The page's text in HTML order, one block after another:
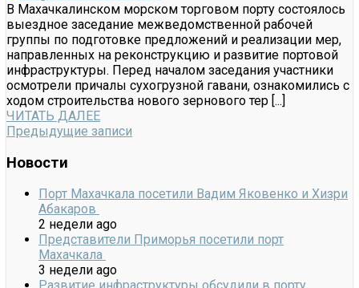
В Махачкалинском морском торговом порту состоялось
выездное заседание межведомственной рабочей
группы по подготовке предложений и реализации мер,
направленных на реконструкцию и развитие портовой
инфраструктуры. Перед началом заседания участники
осмотрели причалы сухогрузной гавани, ознакомились с
ходом строительства нового зернового тер [...]
ЧИТАТЬ ДАЛЕЕ
Предыдущие записи
Новости
Порт Махачкала посетили Вадим Яковенко и Хизри
Абакаров
2 недели ago
Представители Приморья посетили порт
Махачкала
3 недели ago